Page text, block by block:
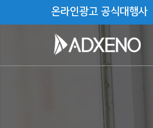
온라인광고 공식대행사